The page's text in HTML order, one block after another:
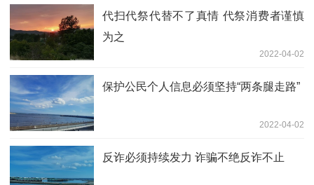
代扫代祭代替不了真情 代祭消费者谨慎
为之
2022-04-02
保护公民个人信息必须坚持“两条腿走路”
2022-04-02
反诈必须持续发力 诈骗不绝反诈不止